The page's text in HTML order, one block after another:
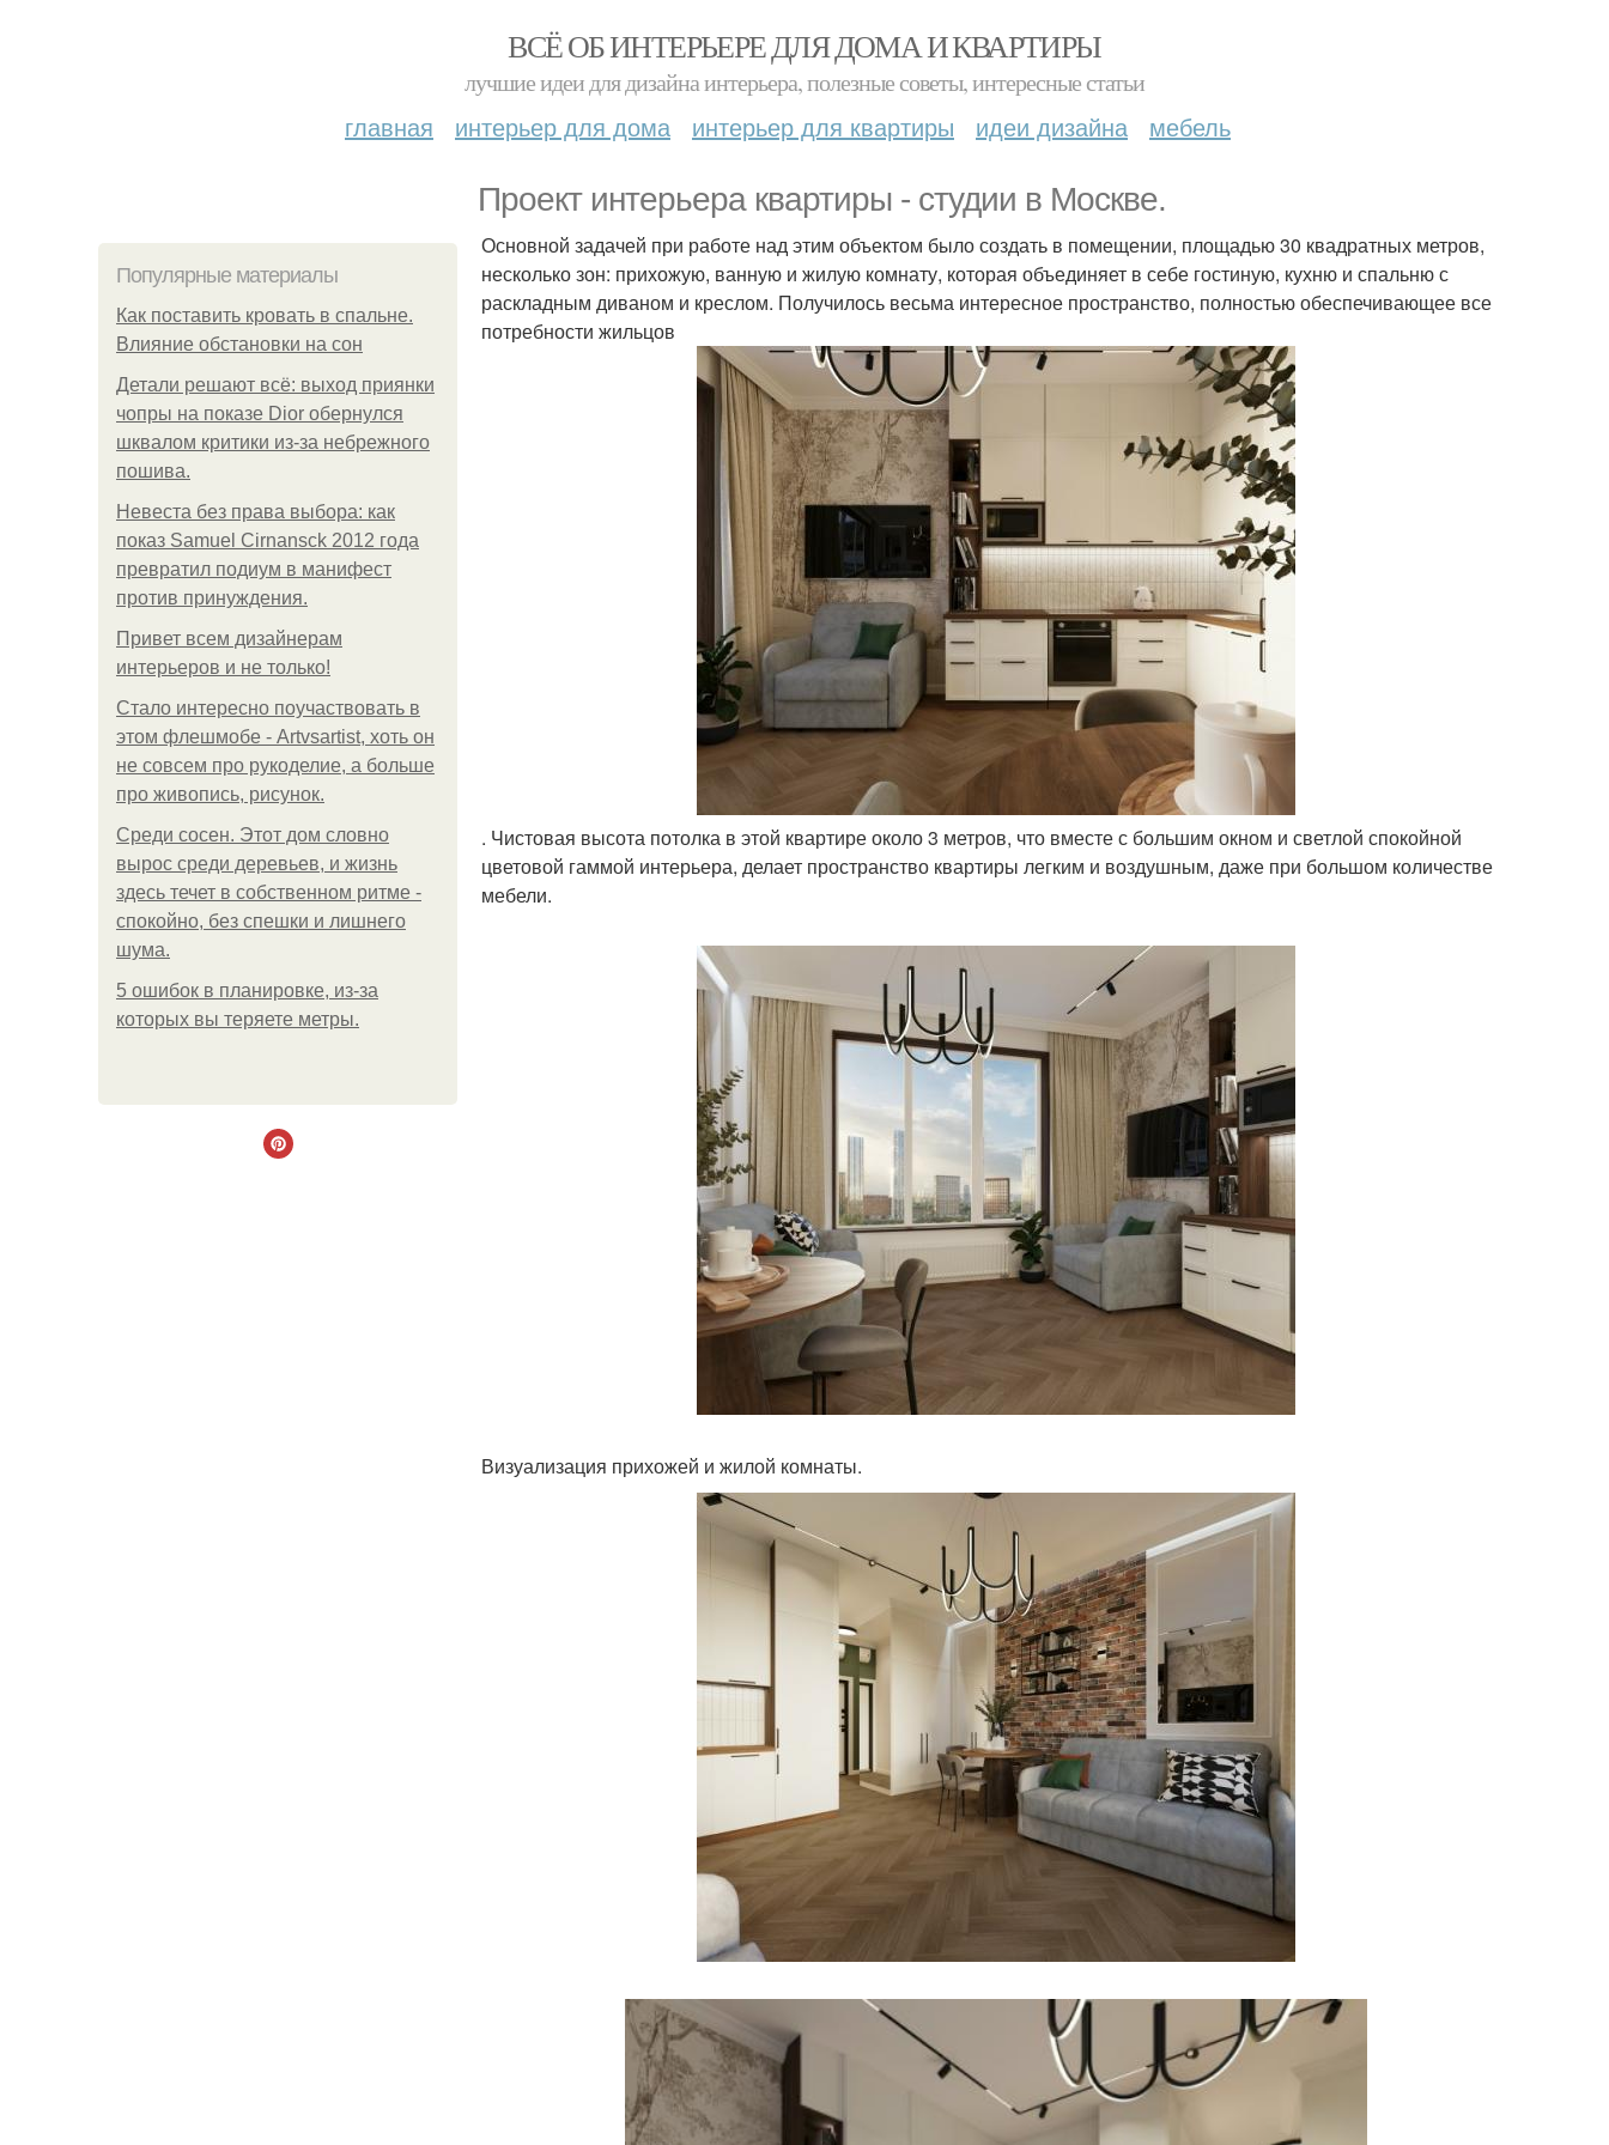
ВСЁ ОБ ИНТЕРЬЕРЕ ДЛЯ ДОМА И КВАРТИРЫ
лучшие идеи для дизайна интерьера, полезные советы, интересные статьи
главная интерьер для дома интерьер для квартиры идеи дизайна мебель
Проект интерьера квартиры - студии в Москве.
Популярные материалы
Как поставить кровать в спальне.
Влияние обстановки на сон
Детали решают всё: выход приянки
чопры на показе Dior обернулся
шквалом критики из-за небрежного
пошива.
Невеста без права выбора: как
показ Samuel Cirnansck 2012 года
превратил подиум в манифест
против принуждения.
Привет всем дизайнерам
интерьеров и не только!
Стало интересно поучаствовать в
этом флешмобе - Artvsartist, хоть он
не совсем про рукоделие, а больше
про живопись, рисунок.
Среди сосен. Этот дом словно
вырос среди деревьев, и жизнь
здесь течет в собственном ритме -
спокойно, без спешки и лишнего
шума.
5 ошибок в планировке, из-за
которых вы теряете метры.
Основной задачей при работе над этим объектом было создать в помещении, площадью 30 квадратных метров,
несколько зон: прихожую, ванную и жилую комнату, которая объединяет в себе гостиную, кухню и спальню с
раскладным диваном и креслом. Получилось весьма интересное пространство, полностью обеспечивающее все
потребности жильцов
. Чистовая высота потолка в этой квартире около 3 метров, что вместе с большим окном и светлой спокойной
цветовой гаммой интерьера, делает пространство квартиры легким и воздушным, даже при большом количестве
мебели.
Визуализация прихожей и жилой комнаты.